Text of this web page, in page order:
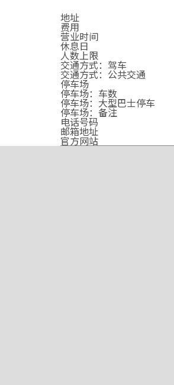
地址
费用
营业时间
休息日
人数上限
交通方式：驾车
交通方式：公共交通
停车场
停车场：车数
停车场：大型巴士停车
停车场：备注
电话号码
邮箱地址
官方网站